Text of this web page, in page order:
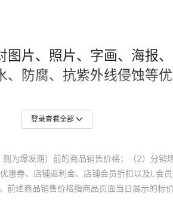
登录查看全部
为爆发期）前的商品销售价格；（2）分
券、店铺返利金、店铺会员折扣以及L会
述商品销售价格指商品页面当日展示的